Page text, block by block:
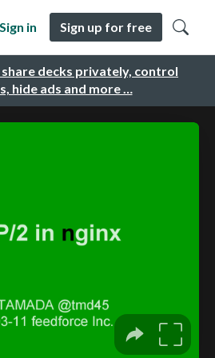
decks privately, control
hide ads and more …
Sign in Sign up for free